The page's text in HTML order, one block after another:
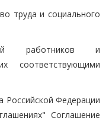
труда и социального
работников и
соответствующими
Российской Федерации
Соглашение